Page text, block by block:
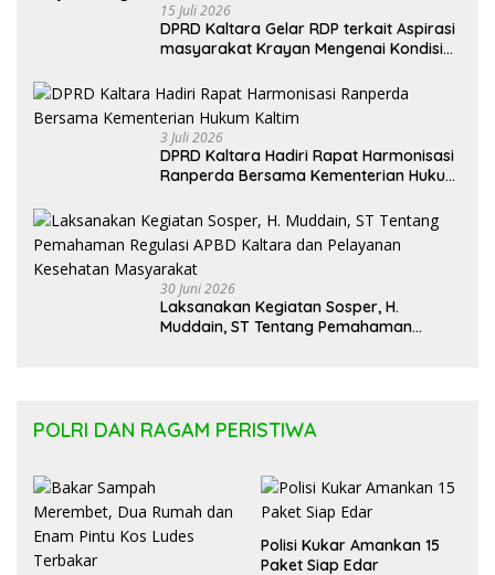
15 Juli 2026
DPRD Kaltara Gelar RDP terkait Aspirasi
masyarakat Krayan Mengenai Kondisi
3 Juli 2026
DPRD Kaltara Hadiri Rapat Harmonisasi
Ranperda Bersama Kementerian Hukum
30 Juni 2026
Laksanakan Kegiatan Sosper, H.
Muddain, ST Tentang Pemahaman
POLRI DAN RAGAM PERISTIWA
Polisi Kukar Amankan 15
Paket Siap Edar